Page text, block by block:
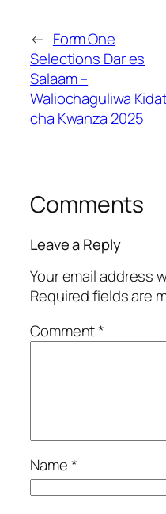
← Form One
Selections Dar es
Salaam –
Waliochaguliwa
cha Kwanza 2025
Comments
Leave a Reply
Your email address
Required fields are
Comment*
Name*